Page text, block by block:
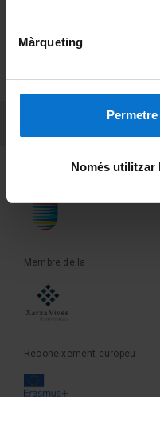
Màrqueting
Només utilitzar
Fundadora de la
Membre de la
Reconeixement europeu